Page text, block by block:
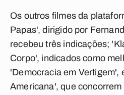
Os outros filmes da
Papas', dirigido por
recebeu três indicações;
Corpo', indicados como
'Democracia em Vertigem',
Americana', que